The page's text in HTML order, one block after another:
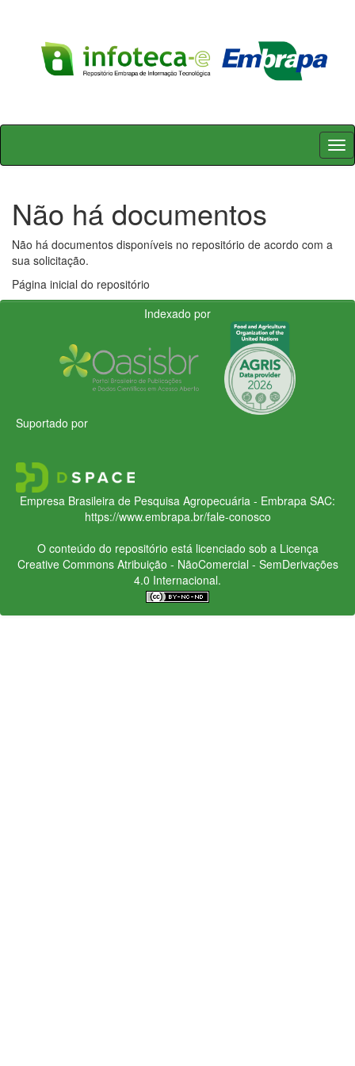
Skip
Não há documentos
Não há documentos disponíveis no repositório de acordo com a
sua solicitação.
Página inicial do repositório
Indexado por
Suportado por
Empresa Brasileira de Pesquisa Agropecuária - Embrapa SAC:
https://www.embrapa.br/fale-conosco
O conteúdo do repositório está licenciado sob a Licença
Creative CommonsAtribuição - NãoComercial - SemDerivações
4.0 Internacional.